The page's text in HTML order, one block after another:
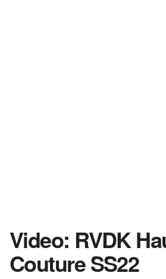
Video: RVDK
Couture SS22